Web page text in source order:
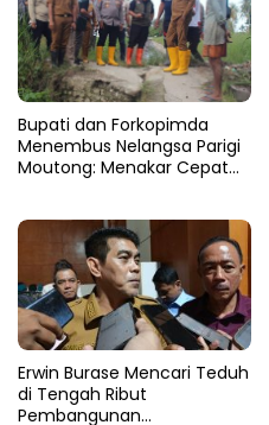
​Bupati dan Forkopimda
Menembus Nelangsa Parigi
Moutong: Menakar Cepat
Erwin Burase Mencari Teduh
di Tengah Ribut
Pembangunan